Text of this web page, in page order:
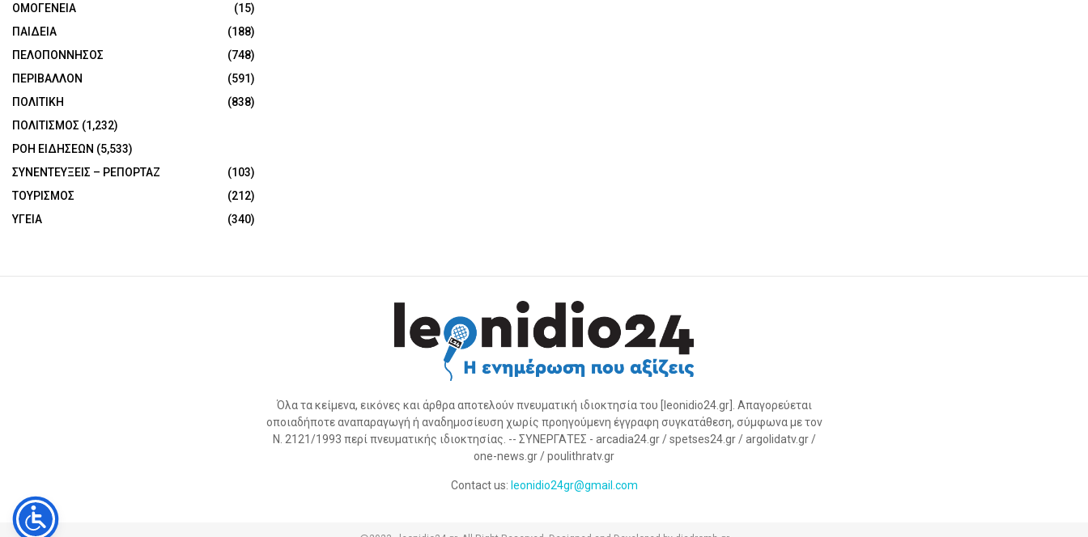
ΟΜΟΓΕΝΕΙΑ
(15)
ΠΑΙΔΕΙΑ
(188)
ΠΕΛΟΠΟΝΝΗΣΟΣ
(748)
ΠΕΡΙΒΑΛΛΟΝ
(591)
ΠΟΛΙΤΙΚΗ
(838)
ΠΟΛΙΤΙΣΜΟΣ (1,232)
ΡΟΗ ΕΙΔΗΣΕΩΝ (5,533)
ΣΥΝΕΝΤΕΥΞΕΙΣ – ΡΕΠΟΡΤΑΖ
(103)
ΤΟΥΡΙΣΜΟΣ
(212)
ΥΓΕΙΑ
(340)
Όλα τα κείμενα, εικόνες και άρθρα αποτελούν πνευματική ιδιοκτησία του [leonidio24.gr]. Απαγορεύεται
οποιαδήποτε αναπαραγωγή ή αναδημοσίευση χωρίς προηγούμενη έγγραφη συγκατάθεση, σύμφωνα με τον
Ν. 2121/1993 περί πνευματικής ιδιοκτησίας. -- ΣΥΝΕΡΓΑΤΕΣ - arcadia24.gr / spetses24.gr / argolidatv.gr /
one-news.gr / poulithratv.gr
Contact us: leonidio24gr@gmail.com